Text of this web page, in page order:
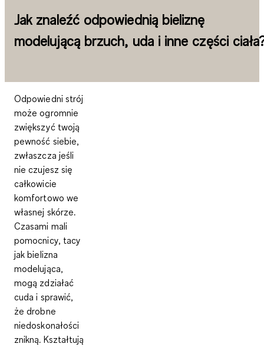
Jak znaleźć odpowiednią bieliznę
modelującą brzuch, uda i inne części
Odpowiedni strój
może ogromnie
zwiększyć twoją
pewność siebie,
zwłaszcza jeśli
nie czujesz się
całkowicie
komfortowo we
własnej skórze.
Czasami mali
pomocnicy, tacy
jak bielizna
modelująca,
mogą zdziałać
cuda i sprawić,
że drobne
niedoskonałości
znikną. Kształtują